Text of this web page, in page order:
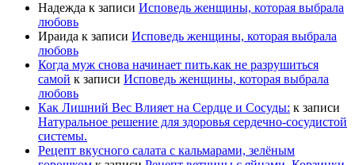
Надежда к записи Исповедь женщины, которая выбрала
любовь
Ираида к записи Исповедь женщины, которая выбрала
любовь
Когда муж снова начинает пить.как не разрушиться
самой к записи Исповедь женщины, которая выбрала
любовь
Как Лишний Вес Влияет на Сердце и Сосуды: к записи
Натуральное решение для здоровья сердечно-сосудистой
системы.
Рецепт вкусного салата с кальмарами, зелёным